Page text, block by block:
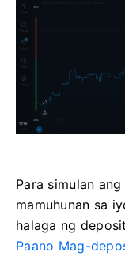
Para simulan
mamuhunan sa
halaga ng
Paano Mag-